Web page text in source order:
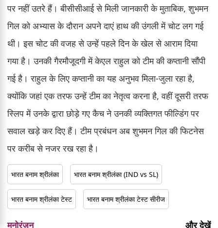
पर नहीं उतरे हैं। बीसीसीआई से मिली जानकारी के मुताबिक, शुभमन
गिल को अभ्यास के दौरान अपने दाएं हाथ की उंगली में चोट लग गई
थी। इस चोट की वजह से उन्हें पहले दिन के खेल से आराम दिया
गया है। उनकी गैरमौजूदगी में केएल राहुल को टीम की कप्तानी सौंपी
गई है। राहुल के लिए कप्तानी का यह अनुभव मिला-जुला रहा है,
क्योंकि जहां एक तरफ उन्हें टीम का नेतृत्व करना है, वहीं दूसरी तरफ
स्लिप में उनके द्वारा छोड़े गए कैच ने उनकी व्यक्तिगत फील्डिंग पर
सवाल खड़े कर दिए हैं। टीम प्रबंधन अब शुभमन गिल की फिटनेस
पर करीब से नजर रख रहा है।
भारत बनाम श्रीलंका भारत बनाम श्रीलंका (IND vs SL)
भारत बनाम श्रीलंका टेस्ट भारत बनाम श्रीलंका टेस्ट सीरीज
मनोरंजन और देखें